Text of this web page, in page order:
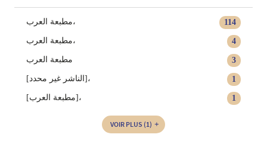
114 مطبعة العرب،
4 مطبعة العرب‏،
3 مطبعة العرب
1 [الناشر غير محدد]،
1 [مطبعة العرب]،
VOIR PLUS (1)